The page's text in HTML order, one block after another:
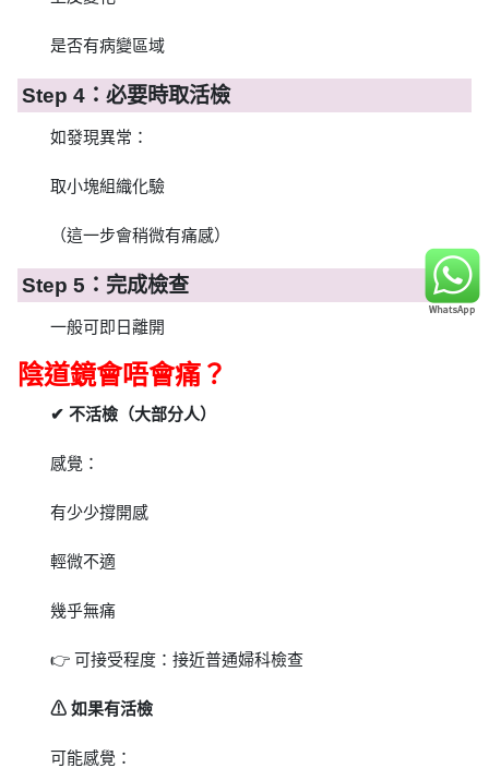
是否有病變區域
Step 4：必要時取活檢
如發現異常：
取小塊組織化驗
（這一步會稍微有痛感）
Step 5：完成檢查
一般可即日離開
陰道鏡會唔會痛？
✔ 不活檢（大部分人）
感覺：
有少少撐開感
輕微不適
幾乎無痛
👉 可接受程度：接近普通婦科檢查
⚠ 如果有活檢
可能感覺：